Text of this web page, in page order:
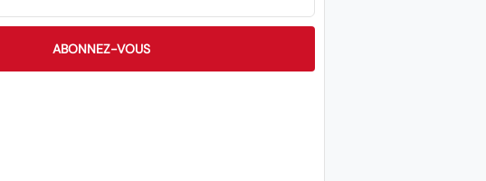
ABONNEZ-VOUS